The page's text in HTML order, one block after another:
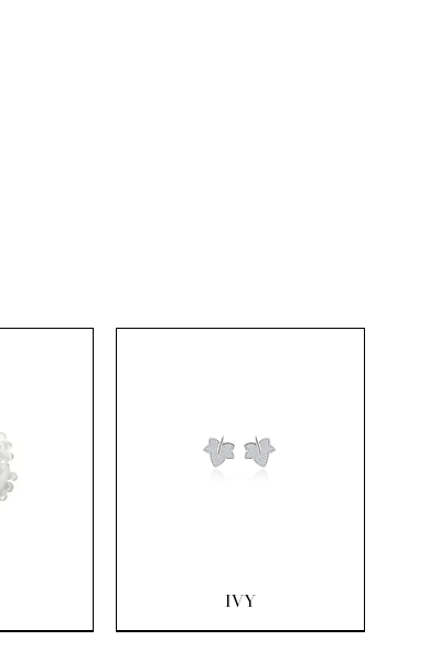
Quick View
IVY